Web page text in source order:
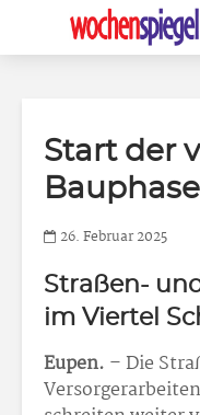
Start der
Bauphase
26. Februar 2025
Straßen-
im Viertel
Eupen. – Die